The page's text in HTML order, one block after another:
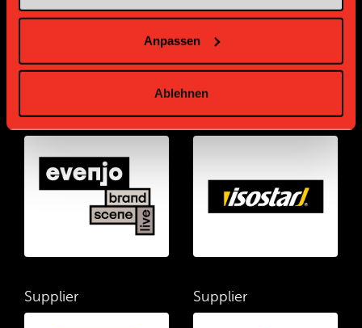
Anpassen
Ablehnen
Supplier Supplier
Supplier Supplier